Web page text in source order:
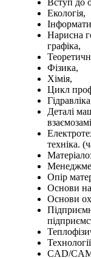
Вступ до
Екологія,
Нарисна
графіка,
Фізика,
Хімія,
Цикл
Деталі
техніка.
Опір
Основи
Основи
CAD/